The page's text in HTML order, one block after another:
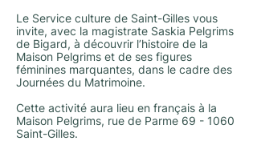
Le Service culture de Saint-Gilles vous
invite, avec la magistrate Saskia Pelgrims
de Bigard, à découvrir l’histoire de la
Maison Pelgrims et de ses figures
féminines marquantes, dans le cadre des
Journées du Matrimoine.
Cette activité aura lieu en français à la
Maison Pelgrims, rue de Parme 69 - 1060
Saint-Gilles.